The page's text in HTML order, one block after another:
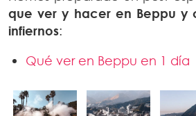
que ver y hacer en Beppu y
infiernos:
Qué ver en Beppu en 1 día